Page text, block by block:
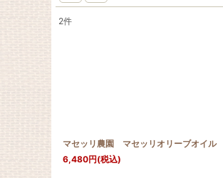
2件
マセッリ農園 マセッリオリーブオイ
6,480円(税込)